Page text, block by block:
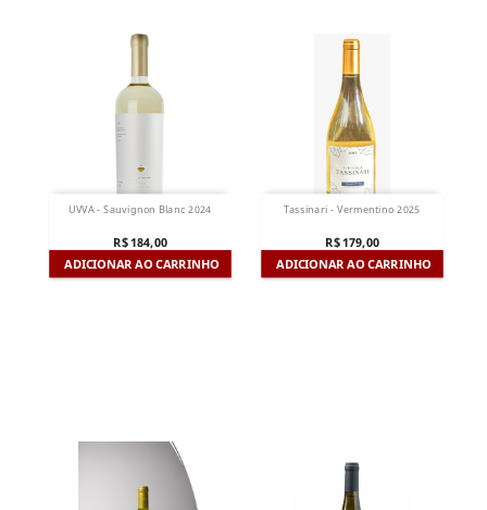
UVVA - Sauvignon Blanc 2024
R$ 184,00
ADICIONAR AO CARRINHO
Tassinari - Vermentino 2025
R$ 179,00
ADICIONAR AO CARRINHO